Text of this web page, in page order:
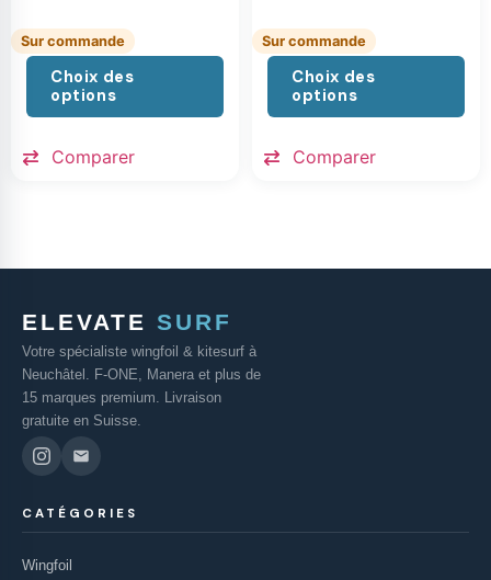
Sur commande
Choix des
options
Comparer
Sur commande
Choix des
options
Comparer
ELEVATE SURF
Votre spécialiste wingfoil & kitesurf à
Neuchâtel. F-ONE, Manera et plus de
15 marques premium. Livraison
gratuite en Suisse.
CATÉGORIES
Wingfoil